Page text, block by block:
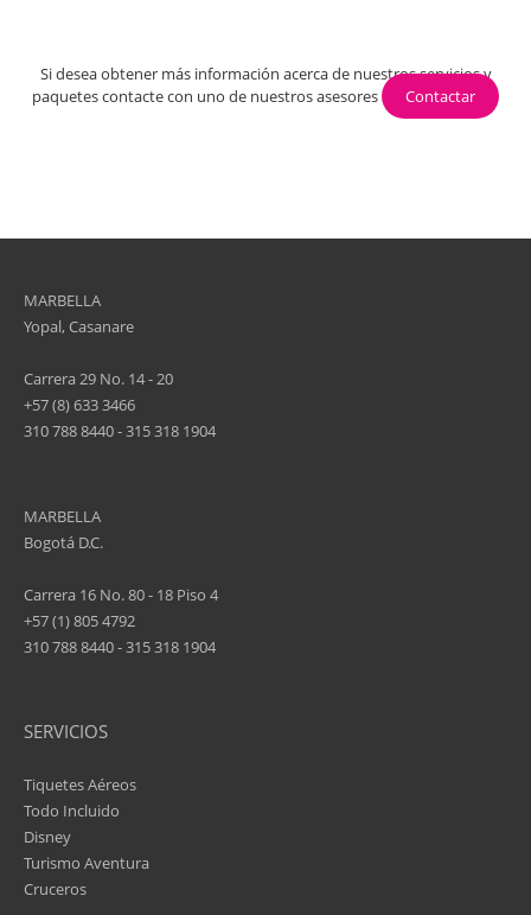
Si desea obtener más información acerca de nuestros servicios y
paquetes contacte con uno de nuestros asesores
Contactar
MARBELLA
Yopal, Casanare
Carrera 29 No. 14 - 20
+57 (8) 633 3466
310 788 8440 - 315 318 1904
MARBELLA
Bogotá D.C.
Carrera 16 No. 80 - 18 Piso 4
+57 (1) 805 4792
310 788 8440 - 315 318 1904
SERVICIOS
Tiquetes Aéreos
Todo Incluido
Disney
Turismo Aventura
Cruceros